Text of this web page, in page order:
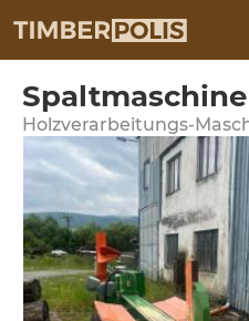
Holzverarbeitungs-